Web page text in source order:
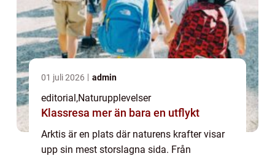
01 juli 2026 admin
editorial,Naturupplevelser
Klassresa mer än bara en utflykt
Arktis är en plats där naturens krafter visar
upp sin mest storslagna sida. Från